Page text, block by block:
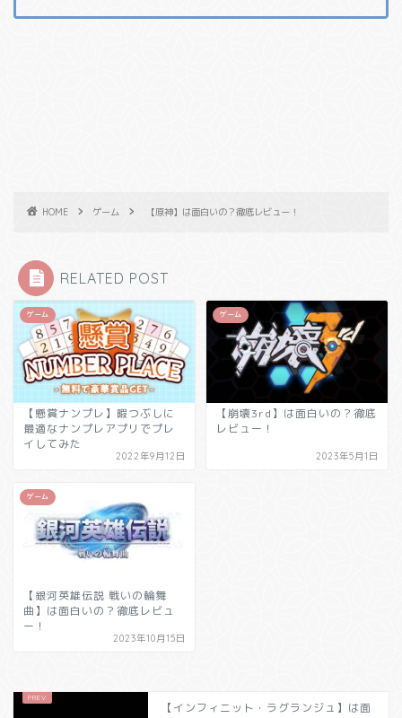
HOME ゲーム 【原神】は面白いの？徹底レビュー！
RELATED POST
ゲーム
【懸賞ナンプレ】暇つぶしに
最適なナンプレアプリでプレ
イしてみた
2022年9月12日
ゲーム
【崩壊3rd】は面白いの？徹底
レビュー！
2023年5月1日
ゲーム
【銀河英雄伝説 戦いの輪舞
曲】は面白いの？徹底レビュ
ー！
2023年10月15日
【インフィニット・ラグランジュ】は面